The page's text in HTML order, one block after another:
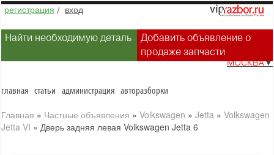
регистрация / вход
Найти необходимую деталь
Добавить объявление о
продаже запчасти
МОСКВА▼
главная статьи администрация авторазборки
Главная » Частные объявления » Volkswagen » Jetta » Volkswagen
Jetta VI » Дверь задняя левая Volkswagen Jetta 6